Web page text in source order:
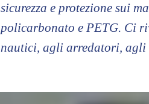
sicurezza e protezione sui
policarbonato e PETG. Ci
nautici, agli arredatori,